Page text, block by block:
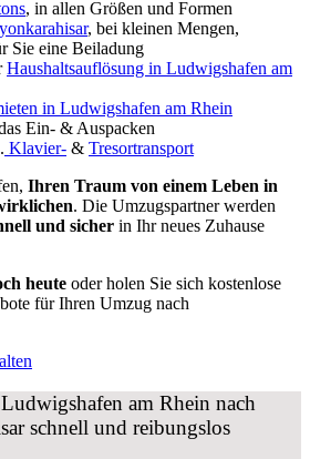
, in allen Größen und Formen
, bei kleinen Mengen,
Sie eine Beiladung
Haushaltsauflösung in Ludwigshafen am
in Ludwigshafen am Rhein
Ein- & Auspacken
Klavier- & Tresortransport
Ihren Traum von einem Leben in
. Die Umzugspartner werden
und sicher in Ihr neues Zuhause
heute oder holen Sie sich kostenlose
für Ihren Umzug nach
am Rhein nach
schnell und reibungslos